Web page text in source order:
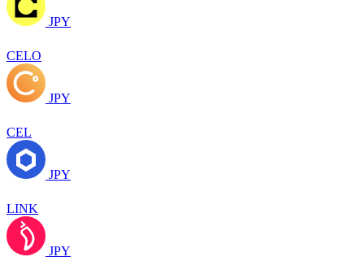
JPY
CELO
JPY
CEL
JPY
LINK
JPY